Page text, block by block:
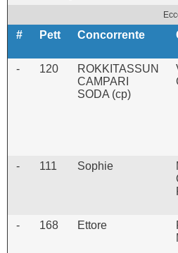
# Pett Concorrente
- 120
ROKKITASSUN
CAMPARI
SODA (cp)
- 111 Sophie
- 168 Ettore